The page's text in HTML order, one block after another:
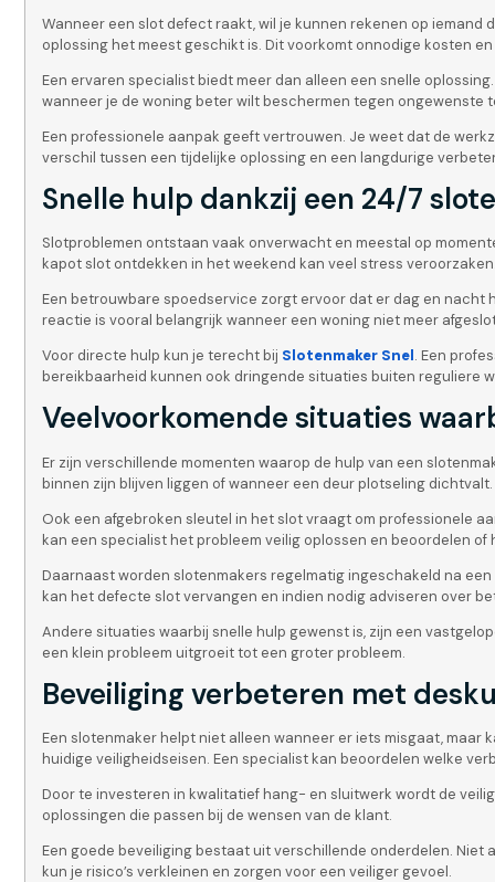
Wanneer een slot defect raakt, wil je kunnen rekenen op
oplossing het meest geschikt is. Dit voorkomt onnodige kosten
Een ervaren specialist biedt meer dan alleen een snelle
wanneer je de woning beter wilt beschermen tegen ongewenste
Een professionele aanpak geeft vertrouwen. Je weet dat de
verschil tussen een tijdelijke oplossing en een langdurige
Snelle hulp dankzij een 24/7
Slotproblemen ontstaan vaak onverwacht en meestal op
kapot slot ontdekken in het weekend kan veel stress
Een betrouwbare spoedservice zorgt ervoor dat er dag en
reactie is vooral belangrijk wanneer een woning niet meer
Voor directe hulp kun je terecht bij Slotenmaker Snel. Een
bereikbaarheid kunnen ook dringende situaties buiten reguliere
Veelvoorkomende situaties
Er zijn verschillende momenten waarop de hulp van een
binnen zijn blijven liggen of wanneer een deur plotseling
Ook een afgebroken sleutel in het slot vraagt om professionele
kan een specialist het probleem veilig oplossen en beoordelen
Daarnaast worden slotenmakers regelmatig ingeschakeld na
kan het defecte slot vervangen en indien nodig adviseren over
Andere situaties waarbij snelle hulp gewenst is, zijn een
een klein probleem uitgroeit tot een groter probleem.
Beveiliging verbeteren met
Een slotenmaker helpt niet alleen wanneer er iets misgaat,
huidige veiligheidseisen. Een specialist kan beoordelen welke
Door te investeren in kwalitatief hang- en sluitwerk wordt de
oplossingen die passen bij de wensen van de klant.
Een goede beveiliging bestaat uit verschillende onderdelen.
kun je risico’s verkleinen en zorgen voor een veiliger gevoel.